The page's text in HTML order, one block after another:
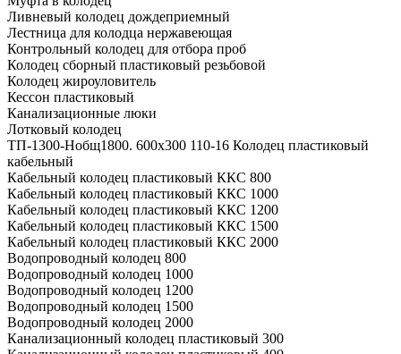
Ливневый колодец дождеприемный
Лестница для колодца нержавеющая
Контрольный колодец для отбора проб
Колодец сборный пластиковый резьбовой
Колодец жироуловитель
Кессон пластиковый
Канализационные люки
Лотковый колодец
ТП-1300-Hобщ1800. 600х300 110-16 Колодец пластиковый
кабельный
Кабельный колодец пластиковый ККС 800
Кабельный колодец пластиковый ККС 1000
Кабельный колодец пластиковый ККС 1200
Кабельный колодец пластиковый ККС 1500
Кабельный колодец пластиковый ККС 2000
Водопроводный колодец 800
Водопроводный колодец 1000
Водопроводный колодец 1200
Водопроводный колодец 1500
Водопроводный колодец 2000
Канализационный колодец пластиковый 300